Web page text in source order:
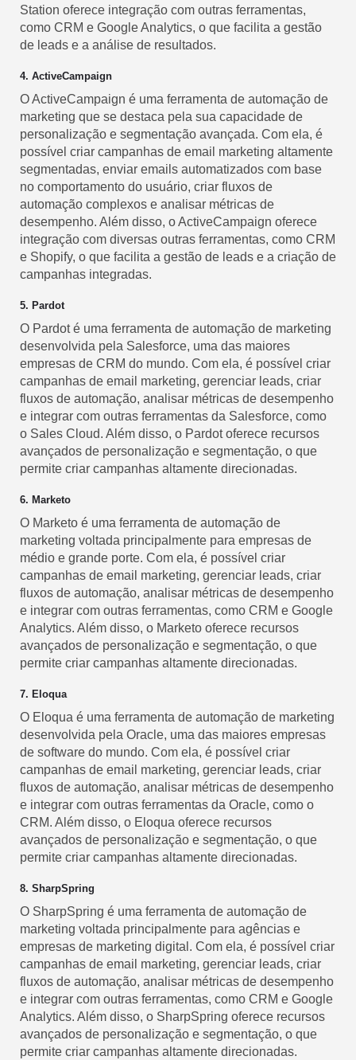
Station oferece integração com outras ferramentas,
como CRM e Google Analytics, o que facilita a gestão
de leads e a análise de resultados.
4. ActiveCampaign
O ActiveCampaign é uma ferramenta de automação de
marketing que se destaca pela sua capacidade de
personalização e segmentação avançada. Com ela, é
possível criar campanhas de email marketing altamente
segmentadas, enviar emails automatizados com base
no comportamento do usuário, criar fluxos de
automação complexos e analisar métricas de
desempenho. Além disso, o ActiveCampaign oferece
integração com diversas outras ferramentas, como CRM
e Shopify, o que facilita a gestão de leads e a criação de
campanhas integradas.
5. Pardot
O Pardot é uma ferramenta de automação de marketing
desenvolvida pela Salesforce, uma das maiores
empresas de CRM do mundo. Com ela, é possível criar
campanhas de email marketing, gerenciar leads, criar
fluxos de automação, analisar métricas de desempenho
e integrar com outras ferramentas da Salesforce, como
o Sales Cloud. Além disso, o Pardot oferece recursos
avançados de personalização e segmentação, o que
permite criar campanhas altamente direcionadas.
6. Marketo
O Marketo é uma ferramenta de automação de
marketing voltada principalmente para empresas de
médio e grande porte. Com ela, é possível criar
campanhas de email marketing, gerenciar leads, criar
fluxos de automação, analisar métricas de desempenho
e integrar com outras ferramentas, como CRM e Google
Analytics. Além disso, o Marketo oferece recursos
avançados de personalização e segmentação, o que
permite criar campanhas altamente direcionadas.
7. Eloqua
O Eloqua é uma ferramenta de automação de marketing
desenvolvida pela Oracle, uma das maiores empresas
de software do mundo. Com ela, é possível criar
campanhas de email marketing, gerenciar leads, criar
fluxos de automação, analisar métricas de desempenho
e integrar com outras ferramentas da Oracle, como o
CRM. Além disso, o Eloqua oferece recursos
avançados de personalização e segmentação, o que
permite criar campanhas altamente direcionadas.
8. SharpSpring
O SharpSpring é uma ferramenta de automação de
marketing voltada principalmente para agências e
empresas de marketing digital. Com ela, é possível criar
campanhas de email marketing, gerenciar leads, criar
fluxos de automação, analisar métricas de desempenho
e integrar com outras ferramentas, como CRM e Google
Analytics. Além disso, o SharpSpring oferece recursos
avançados de personalização e segmentação, o que
permite criar campanhas altamente direcionadas.